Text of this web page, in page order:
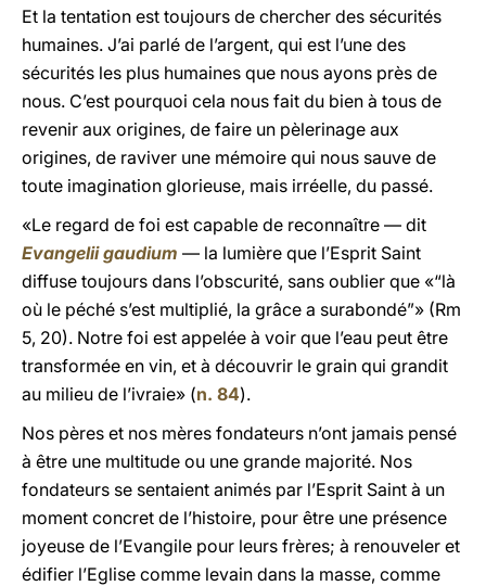
Et la tentation est toujours de chercher des sécurités
humaines. J’ai parlé de l’argent, qui est l’une des
sécurités les plus humaines que nous ayons près de
nous. C’est pourquoi cela nous fait du bien à tous de
revenir aux origines, de faire un pèlerinage aux
origines, de raviver une mémoire qui nous sauve de
toute imagination glorieuse, mais irréelle, du passé.
«Le regard de foi est capable de reconnaître — dit
Evangelii gaudium — la lumière que l’Esprit Saint
diffuse toujours dans l’obscurité, sans oublier que «“là
où le péché s’est multiplié, la grâce a surabondé”» (Rm
5, 20). Notre foi est appelée à voir que l’eau peut être
transformée en vin, et à découvrir le grain qui grandit
au milieu de l’ivraie» (n. 84).
Nos pères et nos mères fondateurs n’ont jamais pensé
à être une multitude ou une grande majorité. Nos
fondateurs se sentaient animés par l’Esprit Saint à un
moment concret de l’histoire, pour être une présence
joyeuse de l’Evangile pour leurs frères; à renouveler et
édifier l’Eglise comme levain dans la masse, comme